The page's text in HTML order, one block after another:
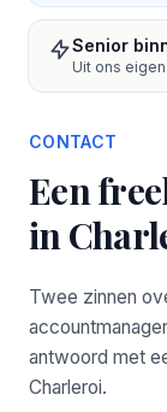
Senior
Uit ons
CONTACT
Een
in
Twee zinnen
antwoord met
Charleroi.